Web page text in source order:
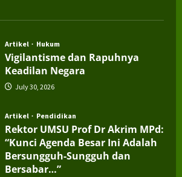
Artikel Hukum
Vigilantisme dan Rapuhnya
Keadilan Negara
July 30, 2026
Artikel Pendidikan
Rektor UMSU Prof Dr Akrim MPd:
“Kunci Agenda Besar Ini Adalah
Bersungguh-Sungguh dan
Bersabar…”